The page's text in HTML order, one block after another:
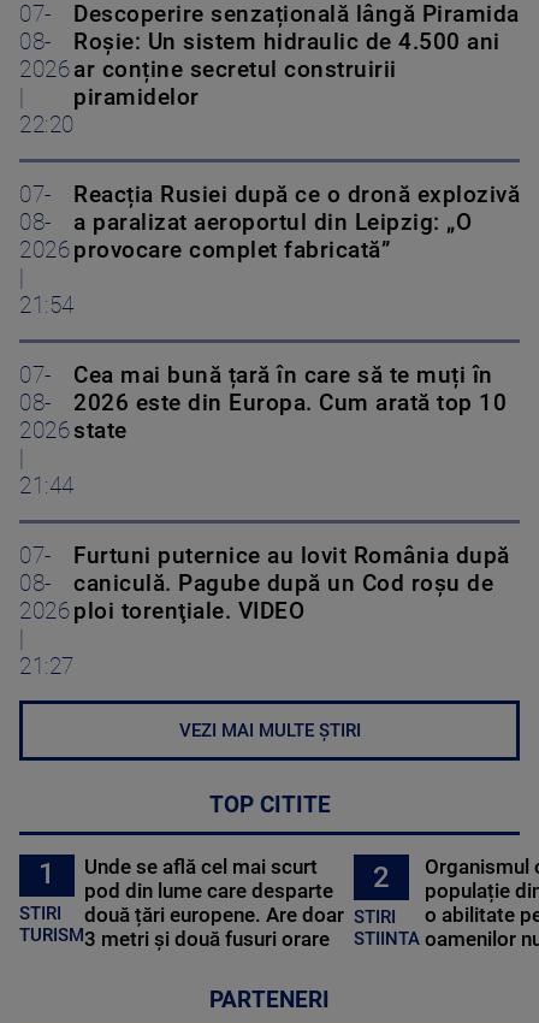
07-
08-
2026
22:20
Descoperire senzațională lângă Piramida
Roșie: Un sistem hidraulic de 4.500 ani
ar conține secretul construirii
piramidelor
07-
08-
2026
21:54
Reacția Rusiei după ce o dronă explozivă
a paralizat aeroportul din Leipzig: „O
provocare complet fabricată”
07-
08-
2026
21:44
Cea mai bună țară în care să te muți în
2026 este din Europa. Cum arată top 10
state
07-
08-
2026
21:27
Furtuni puternice au lovit România după
caniculă. Pagube după un Cod roşu de
ploi torenţiale. VIDEO
VEZI MAI MULTE ȘTIRI
TOP CITITE
1
STIRI
TURISM
Unde se află cel mai scurt
pod din lume care desparte
două țări europene. Are doar
3 metri și două fusuri orare
2
STIRI
STIINTA
Organismul
populație
o abilitate
oamenilor
PARTENERI